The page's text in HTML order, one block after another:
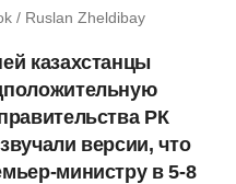
/ Ruslan Zheldibay
казахстанцы
РК
версии, что
министру в 5-8